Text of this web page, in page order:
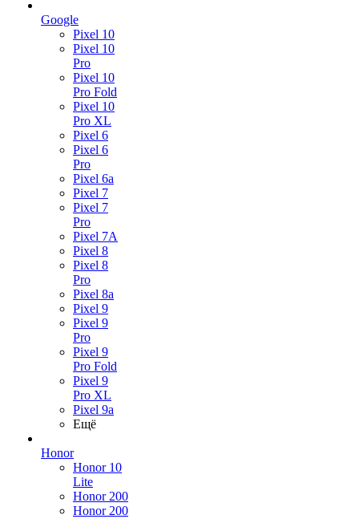
Google
Pixel 10
Pixel 10
Pro
Pixel 10
Pro Fold
Pixel 10
Pro XL
Pixel 6
Pixel 6
Pro
Pixel 6a
Pixel 7
Pixel 7
Pro
Pixel 7A
Pixel 8
Pixel 8
Pro
Pixel 8a
Pixel 9
Pixel 9
Pro
Pixel 9
Pro Fold
Pixel 9
Pro XL
Pixel 9a
Ещё
Honor
Honor 10
Lite
Honor 200
Honor 200